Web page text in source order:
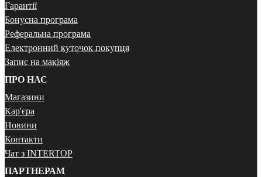
Гарантії
Бонусна програма
Реферальна програма
Електронний куточок покупця
Запис на макіяж
ПРО НАС
Магазини
Кар'єра
Новини
Контакти
Чат з INTERTOP
ПАРТНЕРАМ